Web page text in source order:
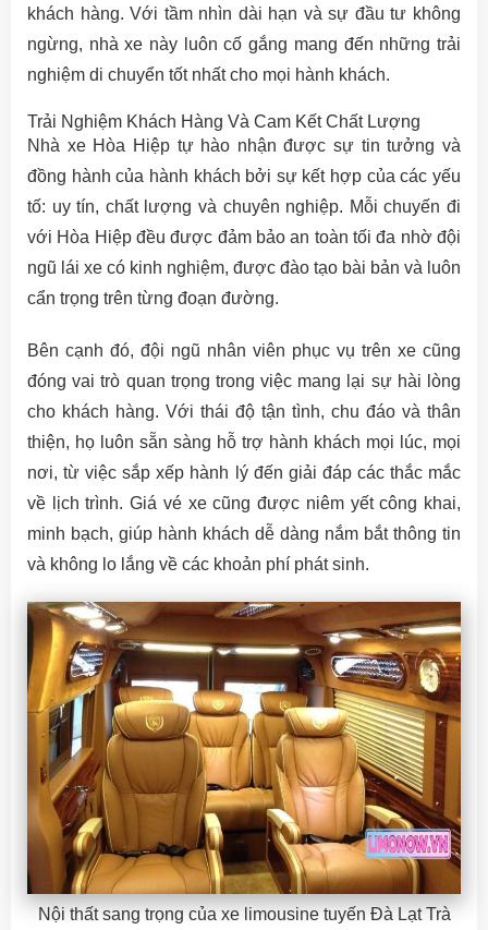
khách hàng. Với tầm nhìn dài hạn và sự đầu tư không
ngừng, nhà xe này luôn cố gắng mang đến những trải
nghiệm di chuyển tốt nhất cho mọi hành khách.
Trải Nghiệm Khách Hàng Và Cam Kết Chất Lượng
Nhà xe Hòa Hiệp tự hào nhận được sự tin tưởng và
đồng hành của hành khách bởi sự kết hợp của các yếu
tố: uy tín, chất lượng và chuyên nghiệp. Mỗi chuyến đi
với Hòa Hiệp đều được đảm bảo an toàn tối đa nhờ đội
ngũ lái xe có kinh nghiệm, được đào tạo bài bản và luôn
cẩn trọng trên từng đoạn đường.
Bên cạnh đó, đội ngũ nhân viên phục vụ trên xe cũng
đóng vai trò quan trọng trong việc mang lại sự hài lòng
cho khách hàng. Với thái độ tận tình, chu đáo và thân
thiện, họ luôn sẵn sàng hỗ trợ hành khách mọi lúc, mọi
nơi, từ việc sắp xếp hành lý đến giải đáp các thắc mắc
về lịch trình. Giá vé xe cũng được niêm yết công khai,
minh bạch, giúp hành khách dễ dàng nắm bắt thông tin
và không lo lắng về các khoản phí phát sinh.
Nội thất sang trọng của xe limousine tuyến Đà Lạt Trà